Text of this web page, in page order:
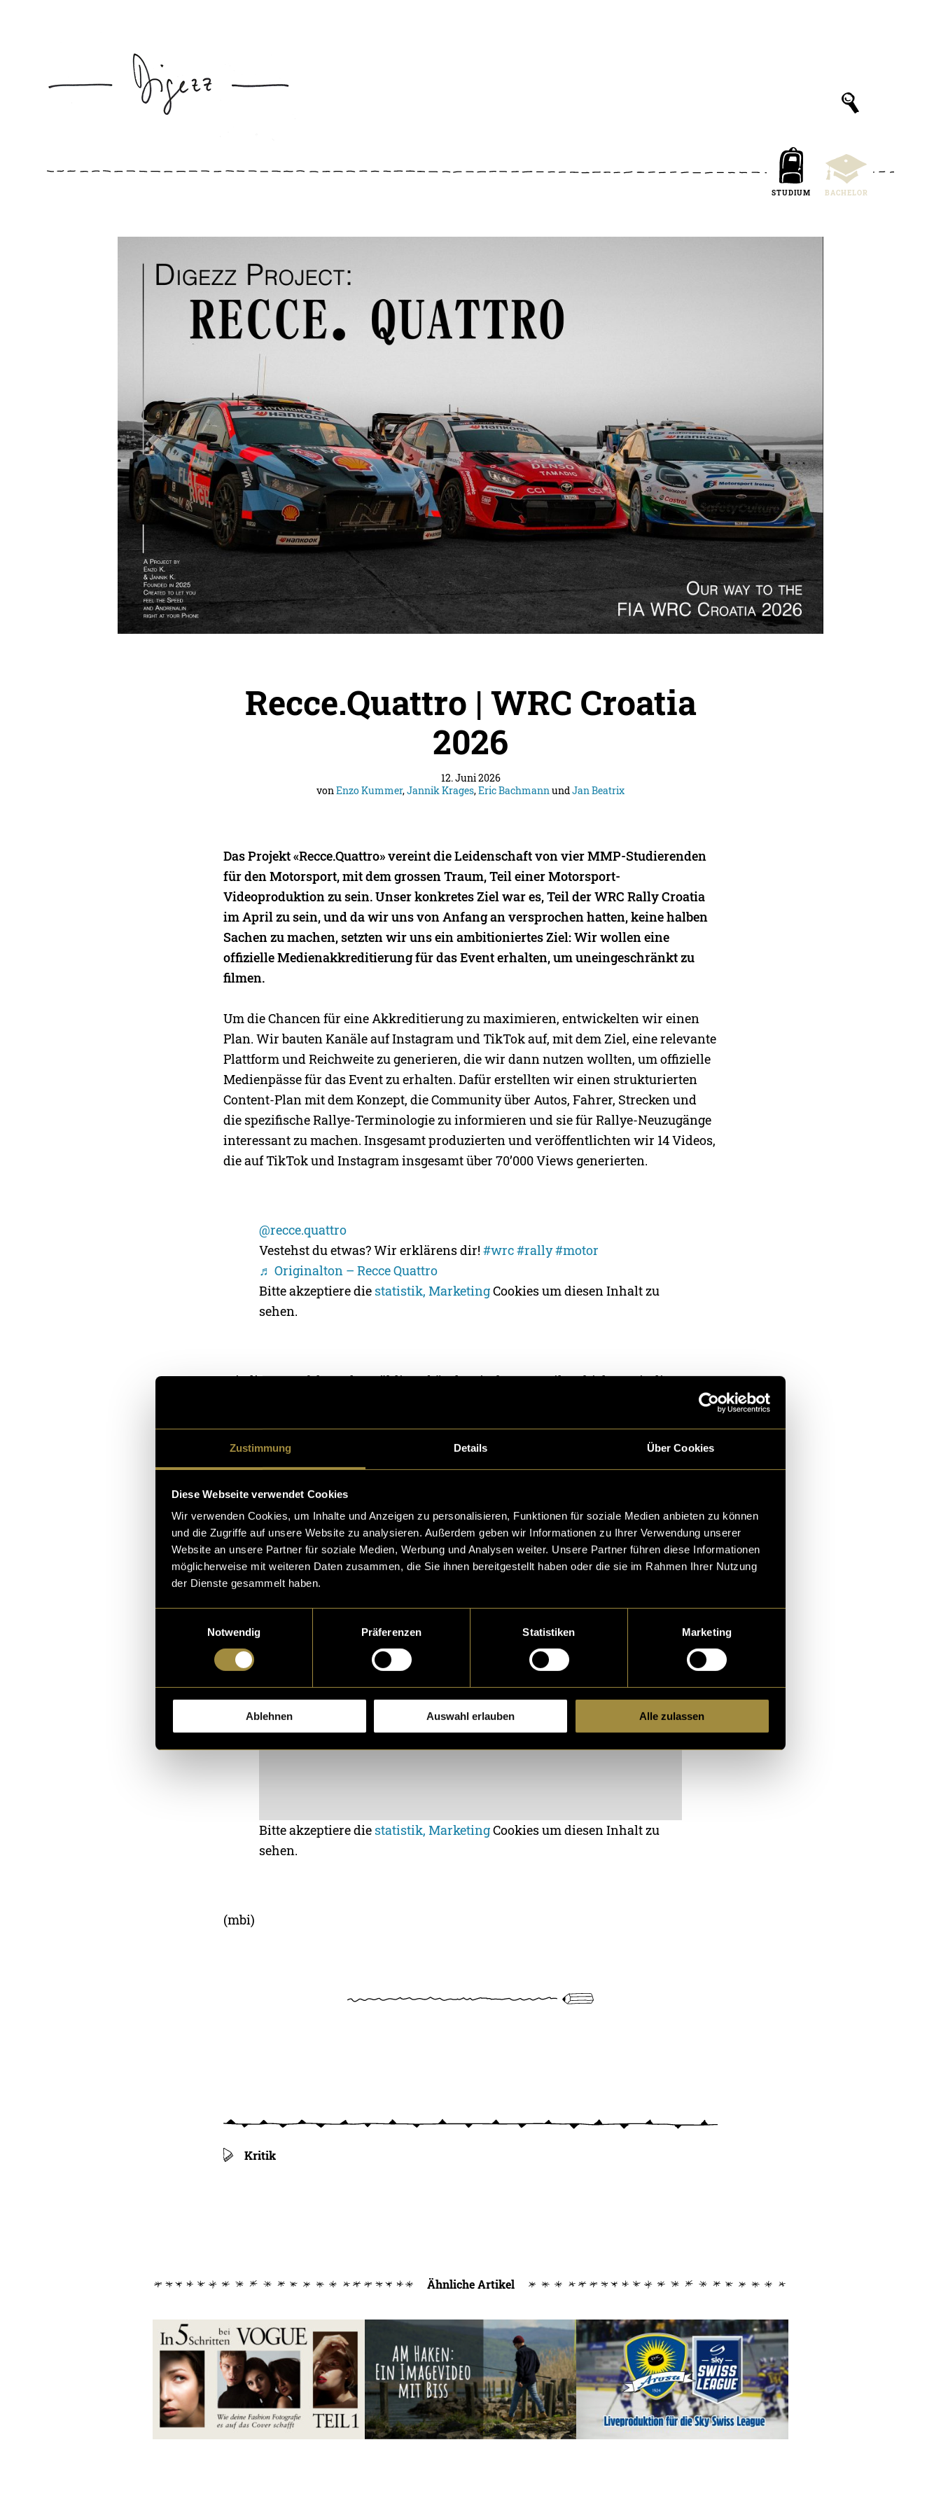
Zustimmung Details Über Cookies
Diese Webseite verwendet Cookies
Wir verwenden Cookies, um Inhalte und Anzeigen zu personalisieren, Funktionen für soziale Medien anbieten zu können
und die Zugriffe auf unsere Website zu analysieren. Außerdem geben wir Informationen zu Ihrer Verwendung unserer
Website an unsere Partner für soziale Medien, Werbung und Analysen weiter. Unsere Partner führen diese Informationen
möglicherweise mit weiteren Daten zusammen, die Sie ihnen bereitgestellt haben oder die sie im Rahmen Ihrer Nutzung
der Dienste gesammelt haben.
Notwendig
Präferenzen Statistiken Marketing
Ablehnen Auswahl erlauben Alle zulassen
STUDIUM BACHELOR
Recce.Quattro | WRC Croatia
2026
12. Juni 2026
vonEnzo Kummer,Jannik Krages,Eric BachmannundJan Beatrix
Das Projekt «Recce.Quattro» vereint die Leidenschaft von vier MMP-Studierenden
für den Motorsport, mit dem grossen Traum, Teil einer Motorsport-
Videoproduktion zu sein. Unser konkretes Ziel war es, Teil der WRC Rally Croatia
im April zu sein, und da wir uns von Anfang an versprochen hatten, keine halben
Sachen zu machen, setzten wir uns ein ambitioniertes Ziel: Wir wollen eine
offizielle Medienakkreditierung für das Event erhalten, um uneingeschränkt zu
filmen.
Um die Chancen für eine Akkreditierung zu maximieren, entwickelten wir einen
Plan. Wir bauten Kanäle auf Instagram und TikTok auf, mit dem Ziel, eine relevante
Plattform und Reichweite zu generieren, die wir dann nutzen wollten, um offizielle
Medienpässe für das Event zu erhalten. Dafür erstellten wir einen strukturierten
Content-Plan mit dem Konzept, die Community über Autos, Fahrer, Strecken und
die spezifische Rallye-Terminologie zu informieren und sie für Rallye-Neuzugänge
interessant zu machen. Insgesamt produzierten und veröffentlichten wir 14 Videos,
die auf TikTok und Instagram insgesamt über 70’000 Views generierten.
@recce.quattro
Vestehst du etwas? Wir erklärens dir! #wrc#rally#motor
♬ Originalton – Recce Quattro
Bitte akzeptiere die statistik, MarketingCookies um diesen Inhalt zu
sehen.
Mit diesem Erfolg und unzähligen bürokratischen E-Mails erhielten wir die
entschieden wir uns bewusst gegen eine klassische, rein informative
Gruppe zeigen, wie wir sind, und dem Zuschauer das Gefühl vermitteln, selbst zum
ersten Mal hautnah an einer Rallye dabei zu sein.
Bitte akzeptiere die statistik, MarketingCookies um diesen Inhalt zu
sehen.
(mbi)
Kritik
Ähnliche Artikel